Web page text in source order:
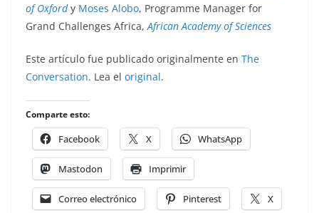
of Oxfordy Moses Alobo, Programme Manager for
Grand Challenges Africa, African Academy of Sciences
Este artículo fue publicado originalmente en The
Conversation. Lea el original.
Comparte esto:
Facebook X WhatsApp
Mastodon Imprimir
Correo electrónico Pinterest X